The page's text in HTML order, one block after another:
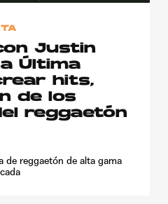
Justin
Última
hits,
de los
reggaetón
de reggaetón de alta gama